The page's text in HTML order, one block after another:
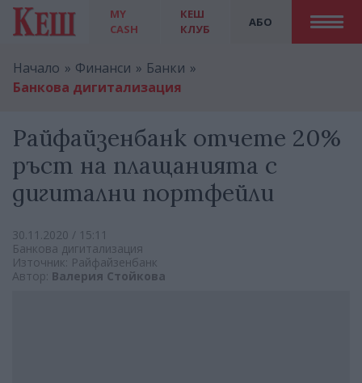
MY
CASH
АБО
КЕШ
КЛУБ
Начало Финанси
Банки
Банкова дигитализация
Райфайзенбанк отчете 20%
ръст на плащанията с
дигитални портфейли
30.11.2020 / 15:11
Банкова дигитализация
Източник: Райфайзенбанк
Автор: Валерия Стойкова